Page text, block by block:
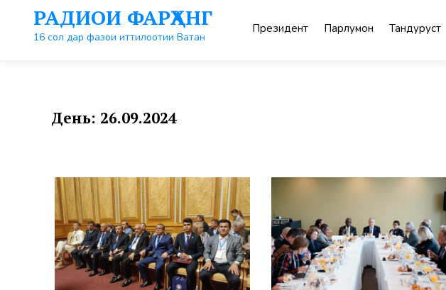
контенту
РАДИОИ ФАРҲАНГ
16 сол дар фазои иттилоотии Ватан
Президент Парлумон Тандурустӣ
День: 26.09.2024